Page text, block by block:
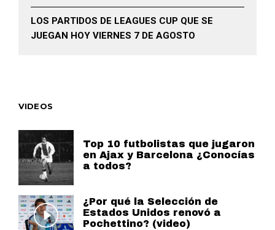
LOS PARTIDOS DE LEAGUES CUP QUE SE
JUEGAN HOY VIERNES 7 DE AGOSTO
VIDEOS
Top 10 futbolistas que jugaron
en Ajax y Barcelona ¿Conocías
a todos?
¿Por qué la Selección de
Estados Unidos renovó a
Pochettino? (video)